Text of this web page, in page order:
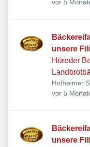
Deutschland
vor 5
unsere
Höreder
Hofheimer
Deutschland
vor 5
unsere